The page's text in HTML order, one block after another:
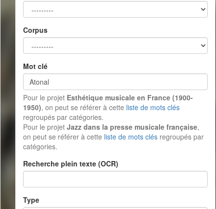
Corpus
Mot clé
Pour le projet Esthétique musicale en France (1900-
1950), on peut se référer à cette liste de mots clés
regroupés par catégories.
Pour le projet Jazz dans la presse musicale française,
on peut se référer à cette liste de mots clés regroupés par
catégories.
Recherche plein texte (OCR)
Type